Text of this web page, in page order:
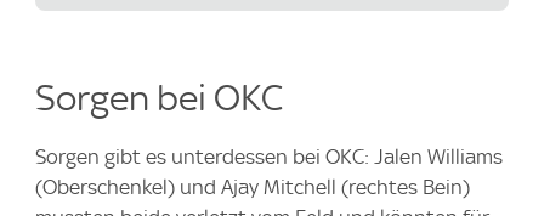
Sorgen bei OKC
Sorgen gibt es unterdessen bei OKC: Jalen Williams
(Oberschenkel) und Ajay Mitchell (rechtes Bein)